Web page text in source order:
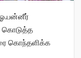
ஓ.பன்னீர்
கொடுத்த
கொந்தளிக்க